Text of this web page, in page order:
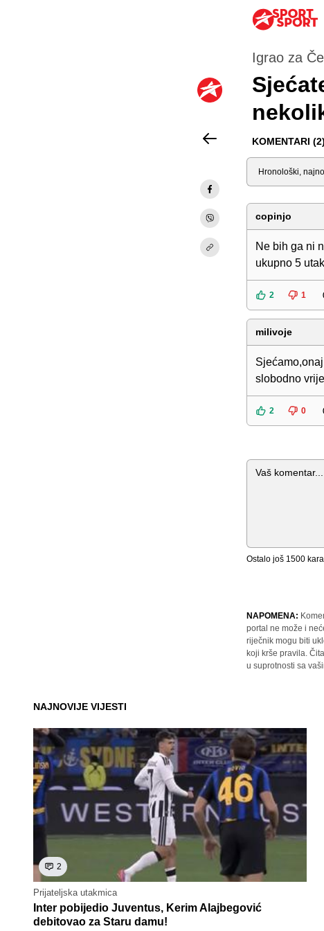
Igrao za
KOMENTARI (2)
Sortiraj
copinjo
Ne bih ga ni
ukupno 5
2 1
milivoje
slobodno
2 0
Komentar
Ostalo još 1500
NAPOMENA:
portal ne može i
riječnik mogu biti
koji krše pravila.
u suprotnosti sa
NAJNOVIJE VIJESTI
2
Prijateljska utakmica
Inter pobijedio Juventus, Kerim Alajbegović
debitovao za Staru damu!